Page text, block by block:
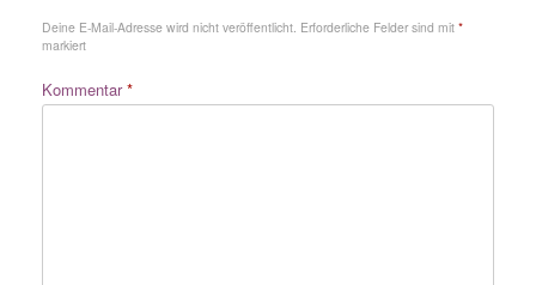
Deine E-Mail-Adresse wird nicht veröffentlicht. Erforderliche Felder sind mit *
markiert
Kommentar*